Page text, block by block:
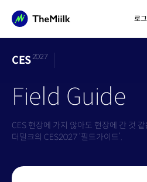
로
CES2027
Field Guide
CES 현장에 가지 않아도 현장에 간 것
더밀크의 CES2027 ‘필드가이드’.